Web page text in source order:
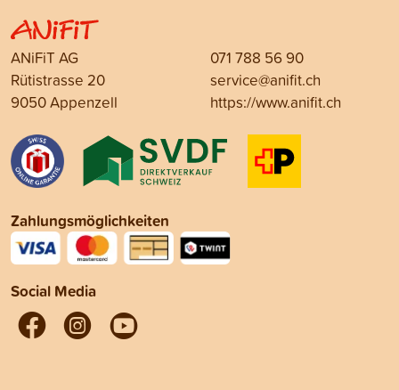
ANiFiT AG
Rütistrasse 20
9050 Appenzell
071 788 56 90
service@anifit.ch
https://www.anifit.ch
Zahlungsmöglichkeiten
Social Media